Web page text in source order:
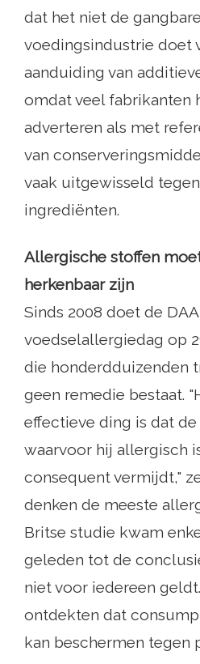
dat het niet de
voedingsindustrie doet
aanduiding van
omdat veel fabrikanten
adverteren als met
van
vaak uitgewisseld
ingrediënten.
Allergische stoffen
herkenbaar zijn
Sinds 2008 doet de
voedselallergiedag op
die honderdduizenden
geen remedie bestaat.
effectieve ding is dat
waarvoor hij allergisch
consequent vermijdt,"
denken de meeste
Britse studie kwam
geleden tot de
niet voor iedereen
ontdekten dat
kan beschermen tegen